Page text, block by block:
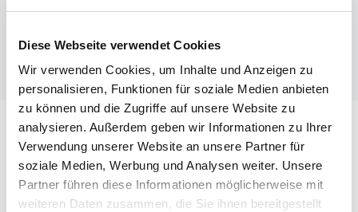
Diese Webseite verwendet Cookies
Wir verwenden Cookies, um Inhalte und Anzeigen zu
personalisieren, Funktionen für soziale Medien anbieten
zu können und die Zugriffe auf unsere Website zu
analysieren. Außerdem geben wir Informationen zu Ihrer
Verwendung unserer Website an unsere Partner für
soziale Medien, Werbung und Analysen weiter. Unsere
Partner führen diese Informationen möglicherweise mit
weiteren Daten zusammen, die Sie ihnen bereitgestellt
Lageplan
Adresse
Ferienhaus 60010